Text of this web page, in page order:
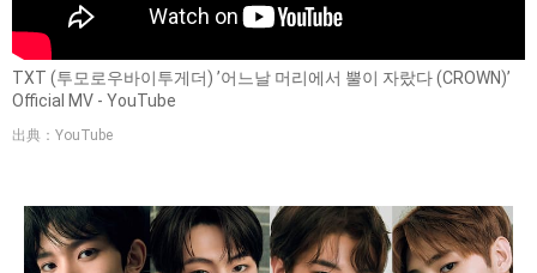
TXT (투모로우바이투게더) ’어느날 머리에서 뿔이 자랐다 (CROWN)’
Official MV - YouTube
出典：YouTube